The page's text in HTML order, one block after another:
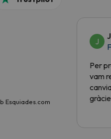
Esquiades.com
J
Per
vam